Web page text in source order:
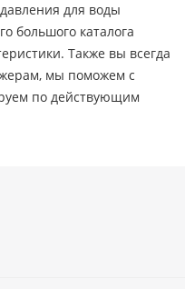
для воды
большого каталога
Также вы всегда
мы поможем с
по действующим